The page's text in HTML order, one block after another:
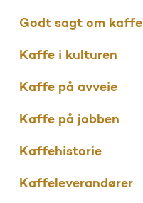
Godt sagt om kaffe
Kaffe i kulturen
Kaffe på avveie
Kaffe på jobben
Kaffehistorie
Kaffeleverandører